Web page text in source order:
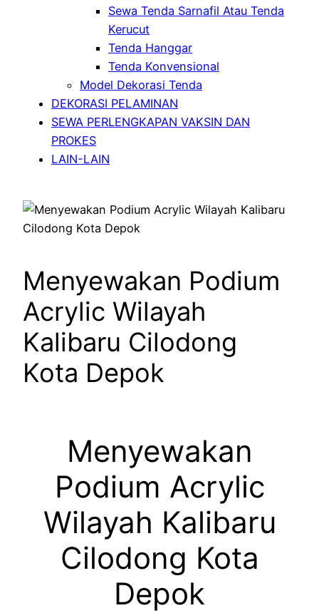
Sewa Tenda Sarnafil Atau Tenda
Kerucut
Tenda Hanggar
Tenda Konvensional
Model Dekorasi Tenda
DEKORASI PELAMINAN
SEWA PERLENGKAPAN VAKSIN DAN
PROKES
LAIN-LAIN
Menyewakan Podium
Acrylic Wilayah
Kalibaru Cilodong
Kota Depok
Menyewakan
Podium Acrylic
Wilayah Kalibaru
Cilodong Kota
Depok